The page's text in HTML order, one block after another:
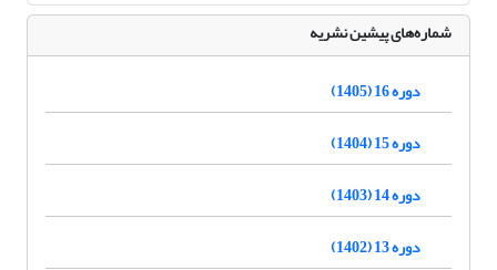
شماره‌های پیشین نشریه
دوره 16 (1405)
دوره 15 (1404)
دوره 14 (1403)
دوره 13 (1402)